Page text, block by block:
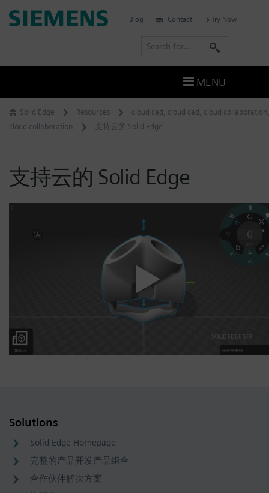
Skip
to
Solid Edge Resources cloud cad , cloud cad , cloud collaboration
cloud collaboration
支持云的 Solid Edge
支持云的 Solid Edge
Solutions
Solid Edge Homepage
完整的产品开发产品组合
合作伙伴解决方案
Siemens
Blog Contact Try Now
r
c
h
MENU